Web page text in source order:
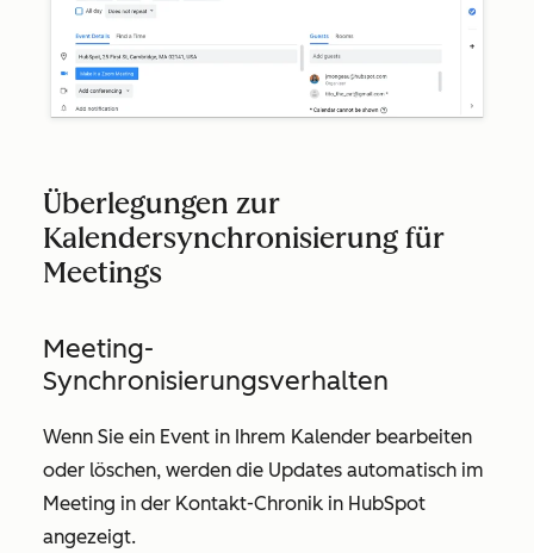
Überlegungen zur
Kalendersynchronisierung für
Meetings
Meeting-
Synchronisierungsverhalten
Wenn Sie ein Event in Ihrem Kalender bearbeiten
oder löschen, werden die Updates automatisch im
Meeting in der Kontakt-Chronik in HubSpot
angezeigt.